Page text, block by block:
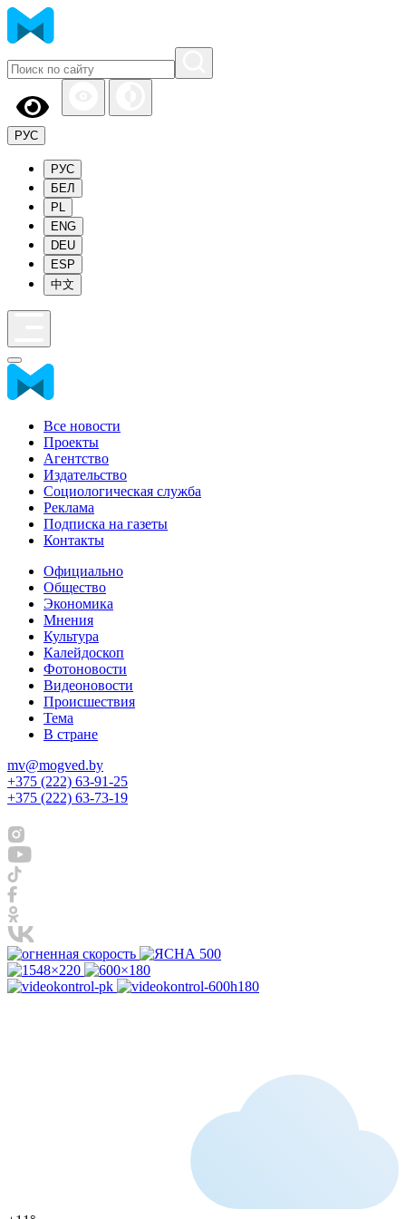
РУС
РУС
БЕЛ
PL
ENG
DEU
ESP
中文
Все новости
Проекты
Агентство
Издательство
Социологическая служба
Реклама
Подписка на газеты
Контакты
Официально
Общество
Экономика
Мнения
Культура
Калейдоскоп
Фотоновости
Видеоновости
Происшествия
Тема
В стране
mv@mogved.by
+375 (222) 63-91-25
+375 (222) 63-73-19